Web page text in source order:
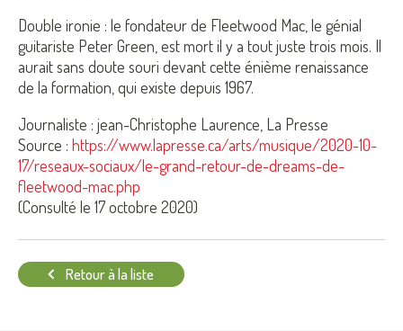
Double ironie : le fondateur de Fleetwood Mac, le génial
guitariste Peter Green, est mort il y a tout juste trois mois. Il
aurait sans doute souri devant cette énième renaissance
de la formation, qui existe depuis 1967.
Journaliste : jean-Christophe Laurence, La Presse
Source : https://www.lapresse.ca/arts/musique/2020-10-
17/reseaux-sociaux/le-grand-retour-de-dreams-de-
fleetwood-mac.php
(Consulté le 17 octobre 2020)
Retour à la liste